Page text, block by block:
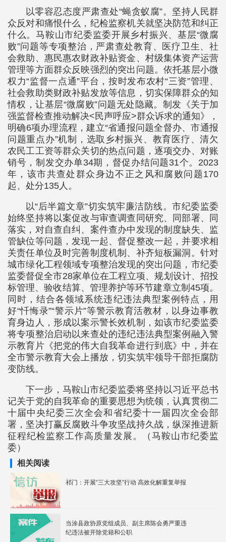
以零容忍态度严肃查处“蝇贪蚁腐”。坚持人民群
众反对和痛恨什么，纪检监察机关就坚决防范和纠正
什么。马鞍山市纪委监委开展乡村振兴、基层“微腐
败”问题等专项整治，严肃查处教育、医疗卫生、社
会救助、惠民惠农财政补贴资金、村级集体资产运营
管理等方面群众反映强烈的突出问题。依托基层小微
权力“监督一点通”平台，按时发布农村“三资”管理、
社会救助类财政补贴发放等信息，切实保障群众的知
情权，让基层“微腐败”问题无处隐藏。制发《关于加
强监督检查推动解决<民声呼应>群众诉求的通知》，
明确6项办理流程，建立“省通报问题全督办、市通报
问题重点办”机制，选取乡村振兴、教育医疗、清欠
农民工工资等群众关切的热点问题，逐项交办、对账
销号，制发交办单34期，督促办结问题31个。2023
年，该市共查处群众身边不正之风和腐败问题170
起、处分135人。
以“后半篇文章”切实筑牢廉洁防线。市纪委监委
始终坚持将以案促改与审查调查同研究、同部署、同
落实，对自查自纠、案件查办中发现的制度缺失、监
管缺位等问题，发现一起、督促整改一起，并要求相
关责任单位及时完善制度机制、补齐短板漏洞。针对
城市绿化工程领域专项整治发现的突出问题，市纪委
监委督促全市28家单位在工程立项、规划设计、招投
标管理、验收结算、管理养护等环节建章立制45项。
同时，结合各领域系统违纪违法典型案例特点，用
好“忏悔录”“警示片”等警示教育活教材，以身边事教
育身边人，形成以案示警长效机制，如该市纪委监委
将专项整治启动以来查处的违纪违法典型案例融入警
示教育片《把党的伟大自我革命进行到底》中，并在
全市警示教育大会上播放，切实筑牢领导干部拒腐防
变防线。
下一步，马鞍山市纪委监委将坚持以习近平总书
记关于党的自我革命的重要思想为统领，认真贯彻二
十届中央纪委三次全会和省纪委十一届四次全会部
署，坚决打赢反腐败斗争攻坚战持久战，纵深推进新
征程纪检监察工作高质量发展。（马鞍山市纪委监
委）
相关阅读
祁门：开展“三大攻坚”行动 高效化解重复举报
当涂县政协原党组成员、副主席陈会勇严重违
纪违法被开除党籍和公职